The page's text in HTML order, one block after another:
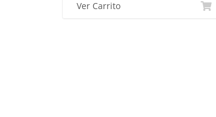
Ver Carrito